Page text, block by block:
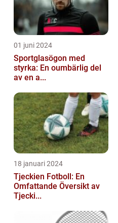
01 juni 2024
Sportglasögon med
styrka: En oumbärlig del
av en a...
18 januari 2024
Tjeckien Fotboll: En
Omfattande Översikt av
Tjecki...